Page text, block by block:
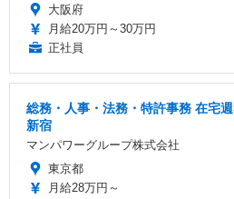
大阪府
月給20万円～30万円
正社員
総務・人事・法務・特許事務 在宅
新宿
マンパワーグループ株式会社
東京都
月給28万円～